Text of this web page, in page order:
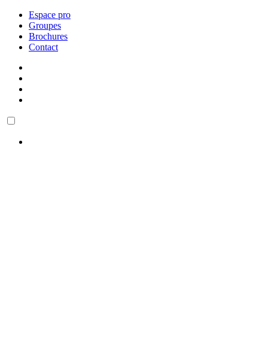
Espace pro
Groupes
Brochures
Contact